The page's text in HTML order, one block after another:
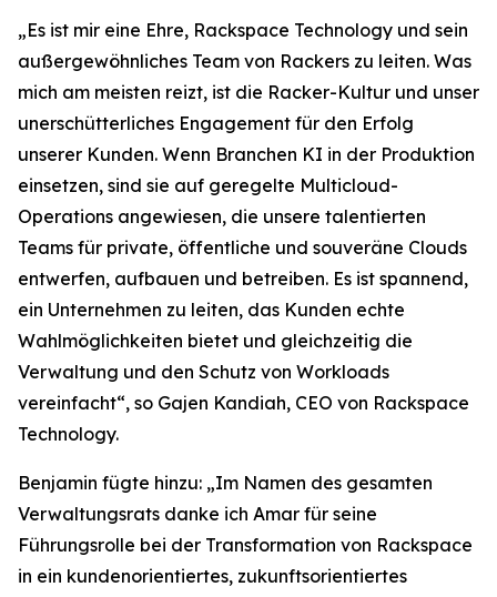
„Es ist mir eine Ehre, Rackspace Technology und sein
außergewöhnliches Team von Rackers zu leiten. Was
mich am meisten reizt, ist die Racker-Kultur und unser
unerschütterliches Engagement für den Erfolg
unserer Kunden. Wenn Branchen KI in der Produktion
einsetzen, sind sie auf geregelte Multicloud-
Operations angewiesen, die unsere talentierten
Teams für private, öffentliche und souveräne Clouds
entwerfen, aufbauen und betreiben. Es ist spannend,
ein Unternehmen zu leiten, das Kunden echte
Wahlmöglichkeiten bietet und gleichzeitig die
Verwaltung und den Schutz von Workloads
vereinfacht“, so Gajen Kandiah, CEO von Rackspace
Technology.
Benjamin fügte hinzu: „Im Namen des gesamten
Verwaltungsrats danke ich Amar für seine
Führungsrolle bei der Transformation von Rackspace
in ein kundenorientiertes, zukunftsorientiertes